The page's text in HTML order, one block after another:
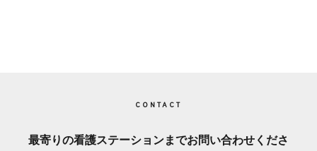
CONTACT
最寄りの看護ステーションまでお問い合わせくださ